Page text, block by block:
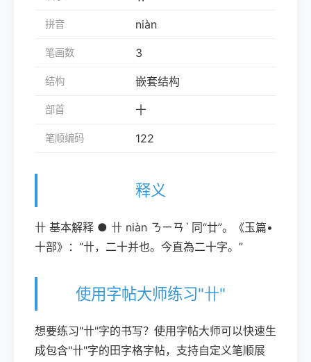
拼音 niàn
笔画数 3
结构 嵌套结构
部首 十
笔顺编码 122
释义
卄 基本解释 ● 卄 niàn ㄋㄧㄢˋ 同“廿”。《玉篇•
十部》：“卄，二十并也。今直為二十字。”
使用字帖大师练习"卄"
想要练习"卄"字的书写？使用字帖大师可以快速生
成包含"卄"字的田字格字帖，支持自定义笔顺展